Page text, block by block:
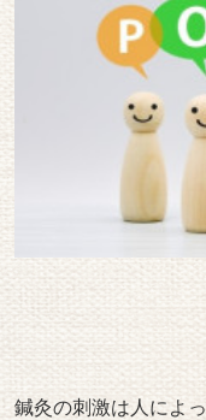
鍼灸の刺激は人によ